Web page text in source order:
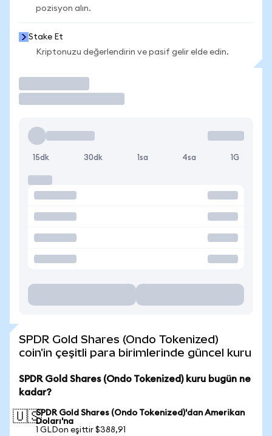
pozisyon alın.
Stake Et
Kriptonuzu değerlendirin ve pasif gelir elde edin.
15dk 30dk 1sa 4sa 1G
SPDR Gold Shares (Ondo Tokenized)
coin'in çeşitli para birimlerinde güncel kuru
SPDR Gold Shares (Ondo Tokenized) kuru bugün ne
kadar?
🇺🇸SPDR Gold Shares (Ondo Tokenized)'dan Amerikan
Doları'na
1 GLDon eşittir $388,91